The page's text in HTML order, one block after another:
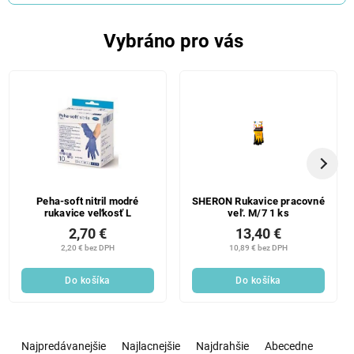
Vybráno pro vás
Peha-soft nitril modré
rukavice veľkosť L
2,20 € bez DPH
2,70 €
Do košíka
SHERON Rukavice pracovné
veľ. M/7 1 ks
10,89 € bez DPH
13,40 €
Do košíka
Najpredávanejšie Najlacnejšie Najdrahšie Abecedne